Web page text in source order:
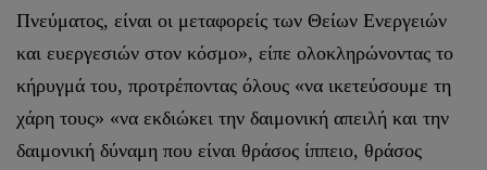
Πνεύματος, είναι οι μεταφορείς των Θείων Ενεργειών
και ευεργεσιών στον κόσμο», είπε ολοκληρώνοντας το
κήρυγμά του, προτρέποντας όλους «να ικετεύσουμε τη
χάρη τους» «να εκδιώκει την δαιμονική απειλή και την
δαιμονική δύναμη που είναι θράσος ίππειο, θράσος